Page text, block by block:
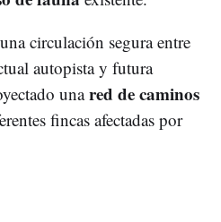
circulación segura entre
autopista y futura
unared de caminos
fincas afectadas por